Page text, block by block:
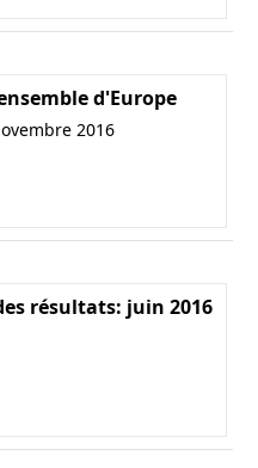
d'Europe
2016
résultats: juin 2016